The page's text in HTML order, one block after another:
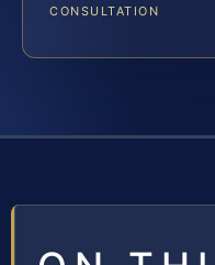
CONSULTATION